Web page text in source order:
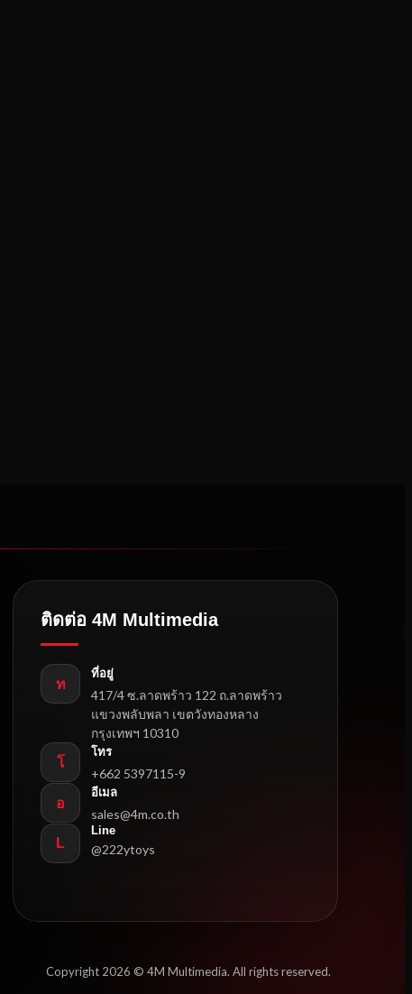
ติดต่อ 4M Multimedia
ท
ที่อยู่
417/4 ซ.ลาดพร้าว 122 ถ.ลาดพร้าว
แขวงพลับพลา เขตวังทองหลาง
กรุงเทพฯ 10310
โ
โทร
+662 5397115-9
อ
อีเมล
sales@4m.co.th
L
Line
@222ytoys
Copyright 2026 © 4M Multimedia. All rights reserved.